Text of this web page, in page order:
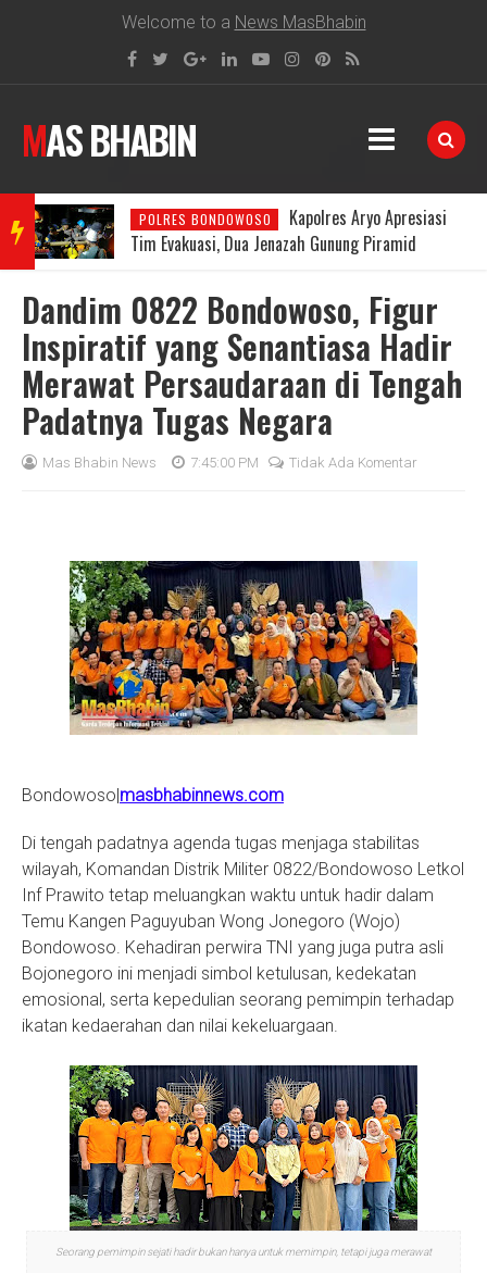
Welcome to a News MasBhabin
MAS BHABIN
BRE
AKIN
NEW
POLRES BONDOWOSO
Kapolres Aryo Apresiasi
Tim Evakuasi, Dua Jenazah Gunung Piramid
Dandim 0822 Bondowoso, Figur
Inspiratif yang Senantiasa Hadir
Merawat Persaudaraan di Tengah
Padatnya Tugas Negara
Mas Bhabin News 7:45:00 PM Tidak Ada Komentar
Bondowoso|masbhabinnews.com
Di tengah padatnya agenda tugas menjaga stabilitas
wilayah, Komandan Distrik Militer 0822/Bondowoso Letkol
Inf Prawito tetap meluangkan waktu untuk hadir dalam
Temu Kangen Paguyuban Wong Jonegoro (Wojo)
Bondowoso. Kehadiran perwira TNI yang juga putra asli
Bojonegoro ini menjadi simbol ketulusan, kedekatan
emosional, serta kepedulian seorang pemimpin terhadap
ikatan kedaerahan dan nilai kekeluargaan.
Seorang pemimpin sejati hadir bukan hanya untuk memimpin, tetapi juga merawat